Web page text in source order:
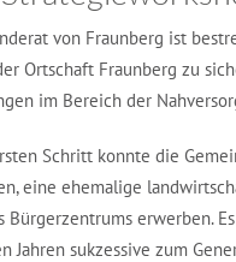
von Fraunberg ist
Ortschaft Fraunberg zu
im Bereich der
Schritt konnte die
eine ehemalige
Bürgerzentrums erwerben.
Jahren sukzessive zum